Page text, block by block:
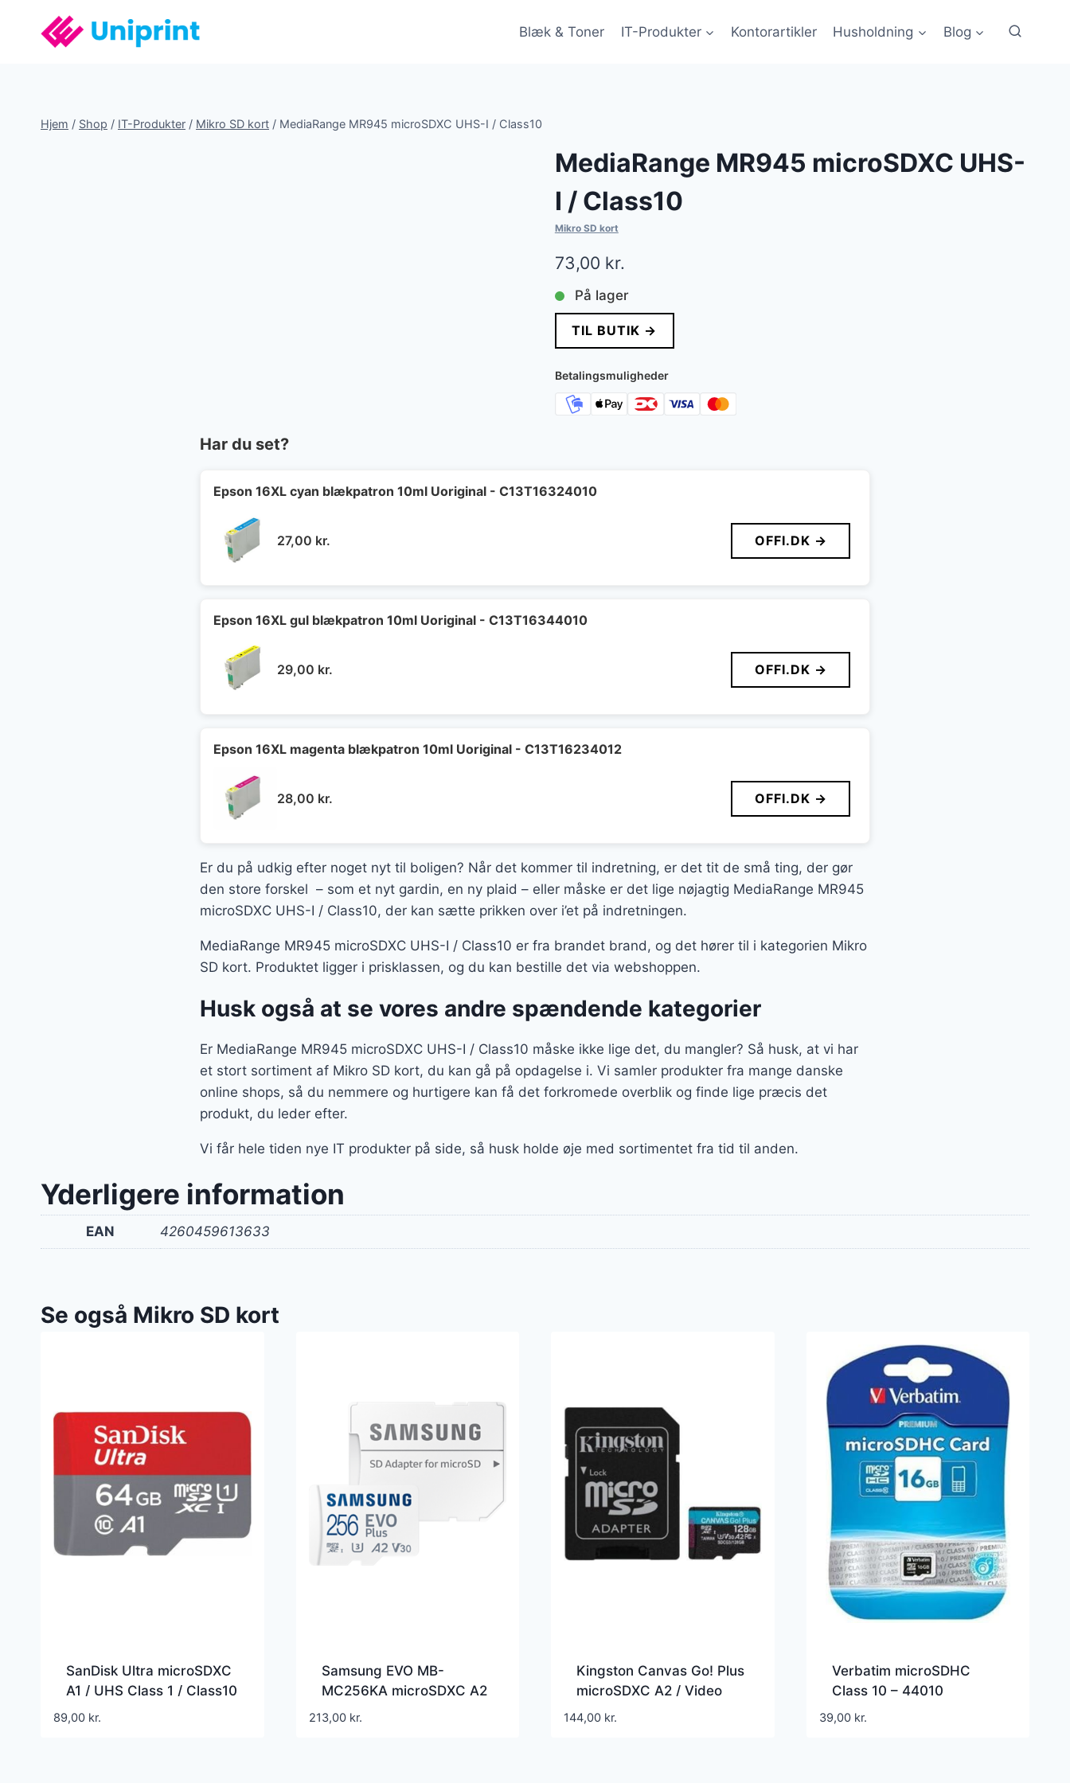
Blæk & Toner IT-Produkter Kontorartikler Husholdning Blog
Hjem / Shop / IT-Produkter / Mikro SD kort / MediaRange MR945 microSDXC UHS-I / Class10
MediaRange MR945 microSDXC UHS-
I / Class10
Mikro SD kort
73,00 kr.
På lager
TIL BUTIK →
Betalingsmuligheder
Har du set?
Epson 16XL cyan blækpatron 10ml Uoriginal - C13T16324010
27,00 kr. OFFI.DK →
Epson 16XL gul blækpatron 10ml Uoriginal - C13T16344010
29,00 kr. OFFI.DK →
Epson 16XL magenta blækpatron 10ml Uoriginal - C13T16234012
28,00 kr. OFFI.DK →
Er du på udkig efter noget nyt til boligen? Når det kommer til indretning, er det tit de små ting, der gør
den store forskel – som et nyt gardin, en ny plaid – eller måske er det lige nøjagtig MediaRange MR945
microSDXC UHS-I / Class10, der kan sætte prikken over i’et på indretningen.
MediaRange MR945 microSDXC UHS-I / Class10 er fra brandet brand, og det hører til i kategorien Mikro
SD kort. Produktet ligger i prisklassen, og du kan bestille det via webshoppen.
Husk også at se vores andre spændende kategorier
Er MediaRange MR945 microSDXC UHS-I / Class10 måske ikke lige det, du mangler? Så husk, at vi har
et stort sortiment af Mikro SD kort, du kan gå på opdagelse i. Vi samler produkter fra mange danske
online shops, så du nemmere og hurtigere kan få det forkromede overblik og finde lige præcis det
produkt, du leder efter.
Vi får hele tiden nye IT produkter på side, så husk holde øje med sortimentet fra tid til anden.
Yderligere information
EAN 4260459613633
Se også Mikro SD kort
SanDisk Ultra microSDXC
A1 / UHS Class 1 / Class10
– SDSQUAR-064G-
89,00 kr.
Samsung EVO MB-
MC256KA microSDXC A2
/ Video Class V30 / UHS-I
213,00 kr.
Kingston Canvas Go! Plus
microSDXC A2 / Video
Class V30 / UHS-I U3 /
144,00 kr.
Verbatim microSDHC
Class 10 – 44010
39,00 kr.